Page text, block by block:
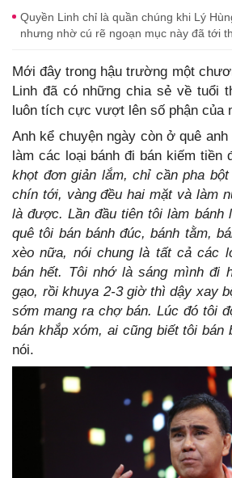
Quyền Linh chỉ là quần chúng khi Lý
nhưng nhờ cú rẽ ngoạn mục này đã tới
Mới đây trong hậu trường một
Linh đã có những chia sẻ về tuổi
luôn tích cực vượt lên số phận của
Anh kể chuyện ngày còn ở quê
làm các loại bánh đi bán kiếm tiền
khọt đơn giản lắm, chỉ cần pha
chín tới, vàng đều hai mặt và làm
là được. Lần đầu tiên tôi làm bánh
quê tôi bán bánh đúc, bánh tằm,
xèo nữa, nói chung là tất cả các
bán hết. Tôi nhớ là sáng mình đi
gạo, rồi khuya 2-3 giờ thì dậy xay
sớm mang ra chợ bán. Lúc đó tôi
bán khắp xóm, ai cũng biết tôi bán
nói.